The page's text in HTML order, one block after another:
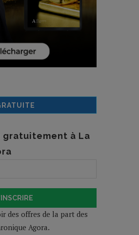
gratuitement à La
des offres de la part des
Agora.